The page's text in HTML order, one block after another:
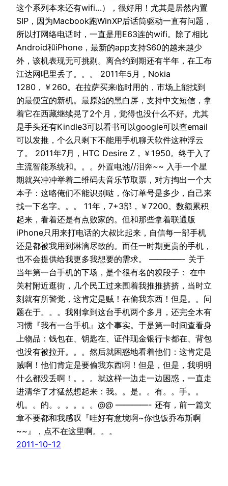
这个系列本来还有wifi…），很好用！尤其是居然内置
SIP，因为Macbook跑WinXP后话筒驱动一直有问题，
所以打网络电话时，一直是用E63连的wifi。除了相比
Android和iPhone，最新的app支持S60的越来越少
外，该机表现无可挑剔。离合约到期还有半年，在工布
江达网吧里丢了。。。 2011年5月，Nokia
1280，￥260。在拉萨买来临时用的，市场上能找到
的最便宜的新机。最原始的黑白屏，支持中文短信，拿
着它在西藏继续晃了2个月，觉得也没什么不好。尤其
是手头还有Kindle3可以看书可以google可以查email
可以发推，个么只剩下不能用手机聊天软件这种浮云
了。 2011年7月，HTC Desire Z，￥1950。终于入了
主流智能系统和。。。外置电池//泪奔~~ 入手一个星
期就兴冲冲举着二维码去音乐节取票，对方掏出一个大
本子：这咯俺们不能识别哒，你订单号是多少，自己来
找一下名字。。。 11年，7+3部，￥7200。数额累积
起来，看着还是有点败家的。但和那些拿着联通版
iPhone只用来打电话的大叔比起来，自信每一部手机
还是都被我用到淋漓尽致的。而任一时期更贵的手机，
也不会提供给我更多我想要的需求。 ————- 关于
当年第一台手机的下场，是个很有名的糗段子： 在中
关村附近逛街，几个民工过来围着我推推挤挤，当时立
刻就有所警觉，这肯定是贼！在偷我东西！但是。。问
题在于。。。我刚拿到这台手机两个多月，还完全木有
习惯『我有一台手机』这个事实。于是第一时间查看身
上物品：钱包在、钥匙在、证件现金银行卡都在、背包
也没有被拉开。。。然后就困惑地看着他们：这肯定是
贼啊！他们肯定是要偷我东西啊！但是，但是，我明明
什么都没丢啊！。。。就这样一边走一边困惑，一直走
进清华了才猛然想起来：我。。是。。有。。手。。
机。。的。。。。。。@@ ————- 还有，前一篇文
章不要都和我感叹『哇好有意境啊~你也饭乔布斯啊
~~』，点不在这里啊。。。
2011-10-12